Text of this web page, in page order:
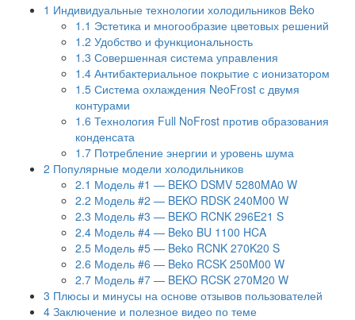
1 Индивидуальные технологии холодильников Beko
1.1 Эстетика и многообразие цветовых решений
1.2 Удобство и функциональность
1.3 Совершенная система управления
1.4 Антибактериальное покрытие с ионизатором
1.5 Система охлаждения NeoFrost с двумя
контурами
1.6 Технология Full NoFrost против образования
конденсата
1.7 Потребление энергии и уровень шума
2 Популярные модели холодильников
2.1 Модель #1 — BEKO DSMV 5280MA0 W
2.2 Модель #2 — BEKO RDSK 240M00 W
2.3 Модель #3 — BEKO RCNK 296E21 S
2.4 Модель #4 — Beko BU 1100 HCA
2.5 Модель #5 — Beko RCNK 270K20 S
2.6 Модель #6 — Beko RCSK 250M00 W
2.7 Модель #7 — BEKO RCSK 270M20 W
3 Плюсы и минусы на основе отзывов пользователей
4 Заключение и полезное видео по теме